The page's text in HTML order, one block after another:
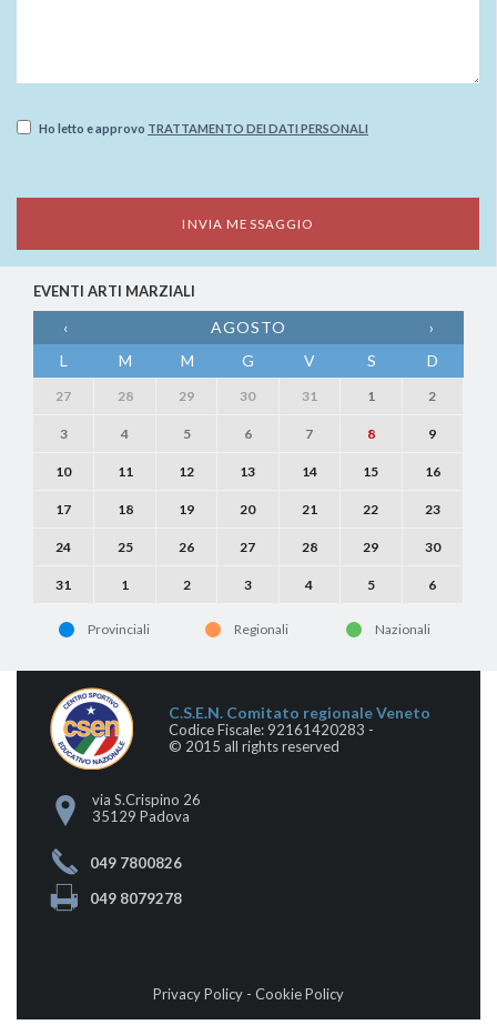
Ho letto e approvo TRATTAMENTO DEI DATI PERSONALI
EVENTI ARTI MARZIALI
‹ AGOSTO
›
L
M M G V S D
27 28 29 30 31 1 2
3 4 5 6 7 8 9
10 11 12 13 14 15 16
17 18 19 20 21 22 23
24 25 26 27 28 29 30
31 1 2 3 4 5 6
Provinciali Regionali Nazionali
C.S.E.N. Comitato regionale Veneto
Codice Fiscale: 92161420283 -
© 2015 all rights reserved
via S.Crispino 26
35129 Padova
049 7800826
049 8079278
Privacy Policy - Cookie Policy